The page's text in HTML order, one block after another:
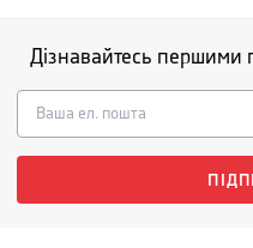
Дізнавайтесь першими